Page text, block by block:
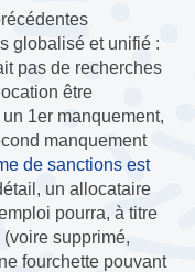
globalisé et unifié :
pas de recherches
être
1er manquement,
manquement
de sanctions est
un allocataire
pourra, à titre
supprimé,
fourchette pouvant